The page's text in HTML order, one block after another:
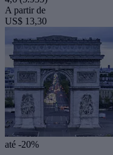
A partir de
US$ 13,30
até -20%